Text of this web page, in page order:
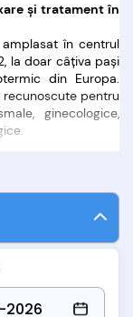
și tratament în
în centrul
la doar câțiva pași
din Europa.
pentru
ginecologice,
și
pentru familii sau
condiționat, altele
pentru